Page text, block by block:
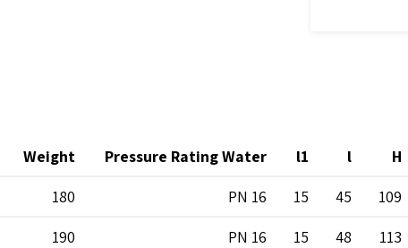
H
l
l1
Pressure Rating Water
Weight
109
45
15
PN 16
180
113
48
15
PN 16
190